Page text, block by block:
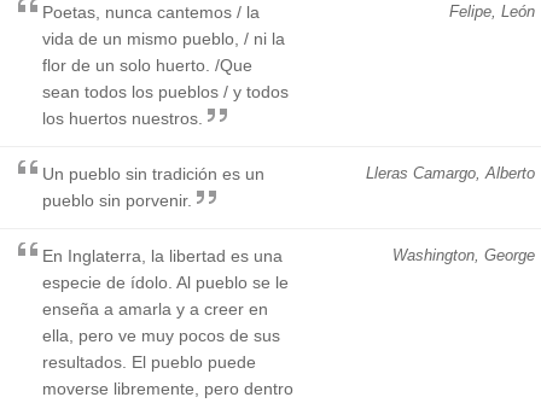
Felipe, León
Poetas, nunca cantemos / la
vida de un mismo pueblo, / ni la
flor de un solo huerto. /Que
sean todos los pueblos / y todos
los huertos nuestros.
Lleras Camargo, Alberto
Un pueblo sin tradición es un
pueblo sin porvenir.
Washington, George
En Inglaterra, la libertad es una
especie de ídolo. Al pueblo se le
enseña a amarla y a creer en
ella, pero ve muy pocos de sus
resultados. El pueblo puede
moverse libremente, pero dentro